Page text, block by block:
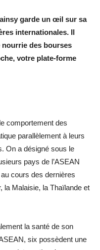
garde un œil sur sa
internationales. Il
nourrie des bourses
votre plate-forme
comportement des
parallèlement à leurs
On a désigné sous le
pays de l’ASEAN
cours des dernières
la Malaisie, la Thaïlande et
la santé de son
six possèdent une